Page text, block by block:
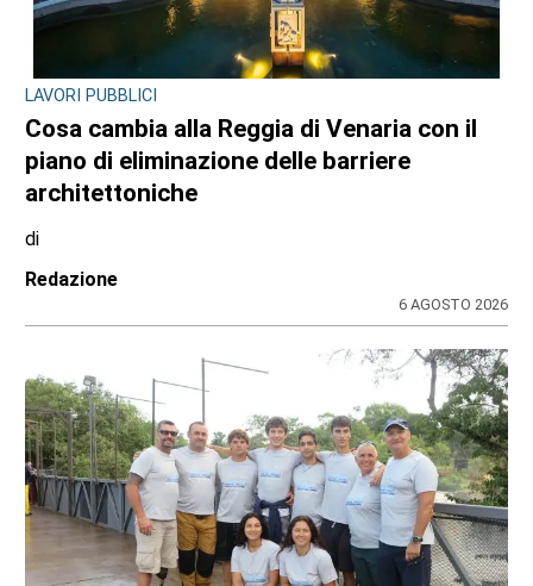
LAVORI PUBBLICI
Cosa cambia alla Reggia di Venaria con il
piano di eliminazione delle barriere
architettoniche
di
Redazione
6 AGOSTO 2026